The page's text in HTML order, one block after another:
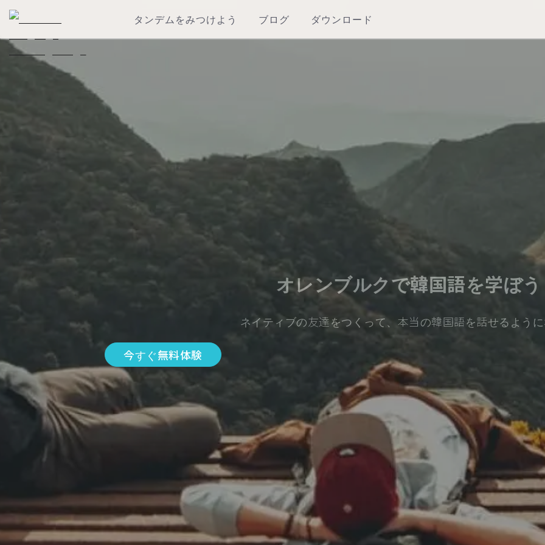
タンデムをみつけよう ブログ ダウンロード
オレンブルクで韓国語を学ぼう
ネイティブの友達をつくって、本当の韓国語を話せるよう
今すぐ無料体験